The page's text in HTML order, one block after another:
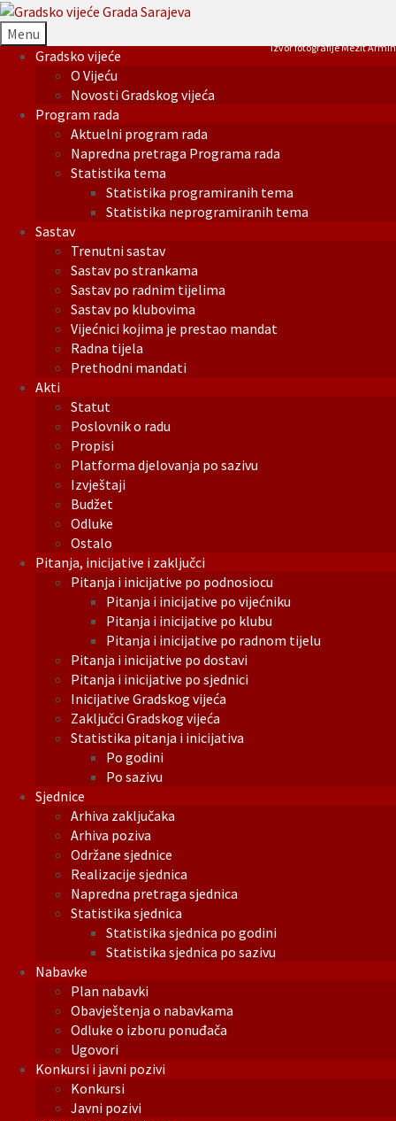
Menu
Gradsko vijeće
O Vijeću
Novosti Gradskog vijeća
Program rada
Aktuelni program rada
Napredna pretraga Programa rada
Statistika tema
Statistika programiranih tema
Statistika neprogramiranih tema
Sastav
Trenutni sastav
Sastav po strankama
Sastav po radnim tijelima
Sastav po klubovima
Vijećnici kojima je prestao mandat
Radna tijela
Prethodni mandati
Akti
Statut
Poslovnik o radu
Propisi
Platforma djelovanja po sazivu
Izvještaji
Budžet
Odluke
Ostalo
Pitanja, inicijative i zaključci
Pitanja i inicijative po podnosiocu
Pitanja i inicijative po vijećniku
Pitanja i inicijative po klubu
Pitanja i inicijative po radnom tijelu
Pitanja i inicijative po dostavi
Pitanja i inicijative po sjednici
Inicijative Gradskog vijeća
Zaključci Gradskog vijeća
Statistika pitanja i inicijativa
Po godini
Po sazivu
Sjednice
Arhiva zaključaka
Arhiva poziva
Održane sjednice
Realizacije sjednica
Napredna pretraga sjednica
Statistika sjednica
Statistika sjednica po godini
Statistika sjednica po sazivu
Nabavke
Plan nabavki
Obavještenja o nabavkama
Odluke o izboru ponuđača
Ugovori
Konkursi i javni pozivi
Konkursi
Javni pozivi
Izvor fotografije Mezit Armin